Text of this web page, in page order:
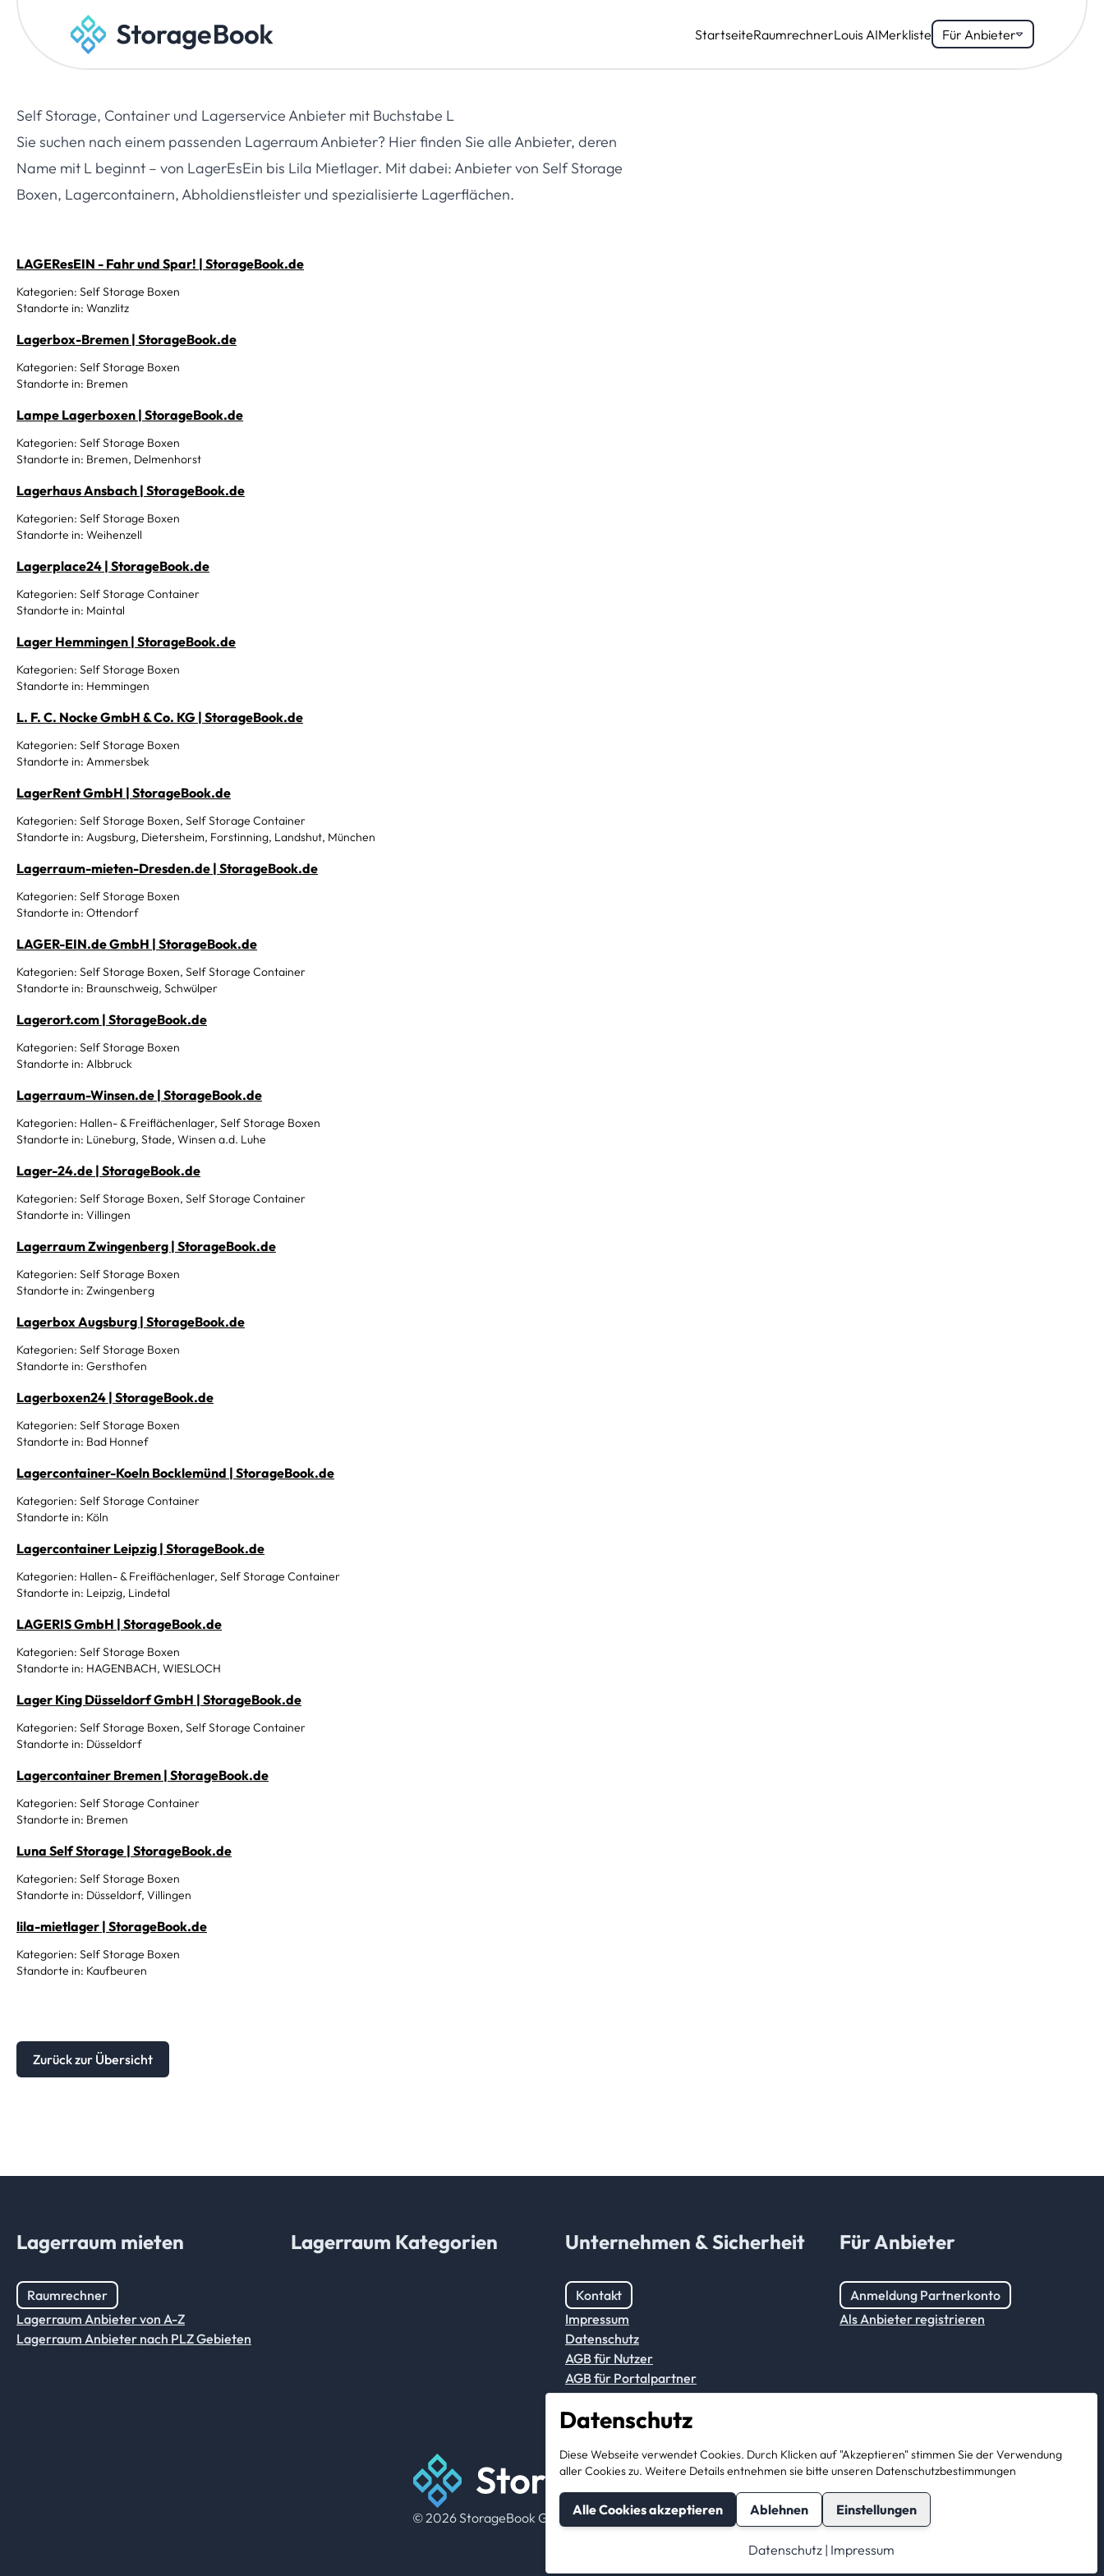
StartseiteRaumrechnerLouis AIMerkliste Für Anbieter
Self Storage, Container und Lagerservice Anbieter mit Buchstabe L
Sie suchen nach einem passenden Lagerraum Anbieter? Hier finden Sie alle Anbieter, deren
Name mit L beginnt – von LagerEsEin bis Lila Mietlager. Mit dabei: Anbieter von Self Storage
Boxen, Lagercontainern, Abholdienstleister und spezialisierte Lagerflächen.
LAGEResEIN - Fahr und Spar! | StorageBook.de
Kategorien: Self Storage Boxen
Standorte in: Wanzlitz
Lagerbox-Bremen | StorageBook.de
Kategorien: Self Storage Boxen
Standorte in: Bremen
Lampe Lagerboxen | StorageBook.de
Kategorien: Self Storage Boxen
Standorte in: Bremen, Delmenhorst
Lagerhaus Ansbach | StorageBook.de
Kategorien: Self Storage Boxen
Standorte in: Weihenzell
Lagerplace24 | StorageBook.de
Kategorien: Self Storage Container
Standorte in: Maintal
Lager Hemmingen | StorageBook.de
Kategorien: Self Storage Boxen
Standorte in: Hemmingen
L. F. C. Nocke GmbH & Co. KG | StorageBook.de
Kategorien: Self Storage Boxen
Standorte in: Ammersbek
LagerRent GmbH | StorageBook.de
Kategorien: Self Storage Boxen, Self Storage Container
Standorte in: Augsburg, Dietersheim, Forstinning, Landshut, München
Lagerraum-mieten-Dresden.de | StorageBook.de
Kategorien: Self Storage Boxen
Standorte in: Ottendorf
LAGER-EIN.de GmbH | StorageBook.de
Kategorien: Self Storage Boxen, Self Storage Container
Standorte in: Braunschweig, Schwülper
Lagerort.com | StorageBook.de
Kategorien: Self Storage Boxen
Standorte in: Albbruck
Lagerraum-Winsen.de | StorageBook.de
Kategorien: Hallen- & Freiflächenlager, Self Storage Boxen
Standorte in: Lüneburg, Stade, Winsen a.d. Luhe
Lager-24.de | StorageBook.de
Kategorien: Self Storage Boxen, Self Storage Container
Standorte in: Villingen
Lagerraum Zwingenberg | StorageBook.de
Kategorien: Self Storage Boxen
Standorte in: Zwingenberg
Lagerbox Augsburg | StorageBook.de
Kategorien: Self Storage Boxen
Standorte in: Gersthofen
Lagerboxen24 | StorageBook.de
Kategorien: Self Storage Boxen
Standorte in: Bad Honnef
Lagercontainer-Koeln Bocklemünd | StorageBook.de
Kategorien: Self Storage Container
Standorte in: Köln
Lagercontainer Leipzig | StorageBook.de
Kategorien: Hallen- & Freiflächenlager, Self Storage Container
Standorte in: Leipzig, Lindetal
LAGERIS GmbH | StorageBook.de
Kategorien: Self Storage Boxen
Standorte in: HAGENBACH, WIESLOCH
Lager King Düsseldorf GmbH | StorageBook.de
Kategorien: Self Storage Boxen, Self Storage Container
Standorte in: Düsseldorf
Lagercontainer Bremen | StorageBook.de
Kategorien: Self Storage Container
Standorte in: Bremen
Luna Self Storage | StorageBook.de
Kategorien: Self Storage Boxen
Standorte in: Düsseldorf, Villingen
lila-mietlager | StorageBook.de
Kategorien: Self Storage Boxen
Standorte in: Kaufbeuren
Zurück zur Übersicht
Datenschutz
Diese Webseite verwendet Cookies. Durch Klicken auf "Akzeptieren" stimmen Sie der Verwendung
aller Cookies zu. Weitere Details entnehmen sie bitte unseren Datenschutzbestimmungen
Alle Cookies akzeptieren Ablehnen Einstellungen
Datenschutz | Impressum
Lagerraum mieten
Raumrechner
Lagerraum Anbieter von A-Z
Lagerraum Anbieter nach PLZ Gebieten
Lagerraum Kategorien Unternehmen & Sicherheit
Kontakt
Impressum
Datenschutz
AGB für Nutzer
AGB für Portalpartner
Für Anbieter
Anmeldung Partnerkonto
Als Anbieter registrieren
© 2026 StorageBook GmbH. All rights reserved.